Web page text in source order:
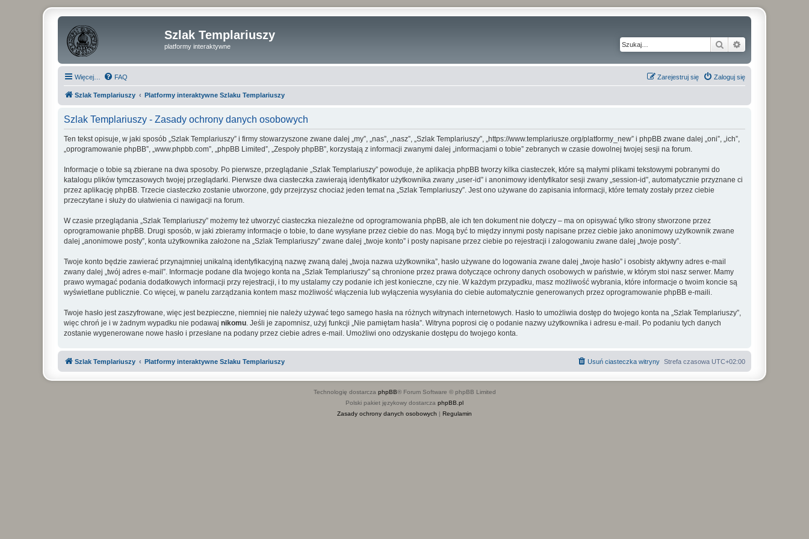
Szlak Templariuszy
platformy interaktywne Szukaj
Więcej… FAQ Zaloguj się
Zarejestruj się
Szlak Templariuszy Platformy interaktywne Szlaku Templariuszy
Szlak Templariuszy - Zasady ochrony danych osobowych
Ten tekst opisuje, w jaki sposób „Szlak Templariuszy” i firmy stowarzyszone zwane dalej „my”, „nas”, „nasz”, „Szlak Templariuszy”, „https://www.templariusze.org/platformy_new” i phpBB zwane dalej „oni”, „ich”,
„oprogramowanie phpBB”, „www.phpbb.com”, „phpBB Limited”, „Zespoły phpBB”, korzystają z informacji zwanymi dalej „informacjami o tobie” zebranych w czasie dowolnej twojej sesji na forum.
Informacje o tobie są zbierane na dwa sposoby. Po pierwsze, przeglądanie „Szlak Templariuszy” powoduje, że aplikacja phpBB tworzy kilka ciasteczek, które są małymi plikami tekstowymi pobranymi do
katalogu plików tymczasowych twojej przeglądarki. Pierwsze dwa ciasteczka zawierają identyfikator użytkownika zwany „user-id” i anonimowy identyfikator sesji zwany „session-id”, automatycznie przyznane ci
przez aplikację phpBB. Trzecie ciasteczko zostanie utworzone, gdy przejrzysz chociaż jeden temat na „Szlak Templariuszy”. Jest ono używane do zapisania informacji, które tematy zostały przez ciebie
przeczytane i służy do ułatwienia ci nawigacji na forum.
W czasie przeglądania „Szlak Templariuszy” możemy też utworzyć ciasteczka niezależne od oprogramowania phpBB, ale ich ten dokument nie dotyczy – ma on opisywać tylko strony stworzone przez
oprogramowanie phpBB. Drugi sposób, w jaki zbieramy informacje o tobie, to dane wysyłane przez ciebie do nas. Mogą być to między innymi posty napisane przez ciebie jako anonimowy użytkownik zwane
dalej „anonimowe posty”, konta użytkownika założone na „Szlak Templariuszy” zwane dalej „twoje konto” i posty napisane przez ciebie po rejestracji i zalogowaniu zwane dalej „twoje posty”.
Twoje konto będzie zawierać przynajmniej unikalną identyfikacyjną nazwę zwaną dalej „twoja nazwa użytkownika”, hasło używane do logowania zwane dalej „twoje hasło” i osobisty aktywny adres e-mail
zwany dalej „twój adres e-mail”. Informacje podane dla twojego konta na „Szlak Templariuszy” są chronione przez prawa dotyczące ochrony danych osobowych w państwie, w którym stoi nasz serwer. Mamy
prawo wymagać podania dodatkowych informacji przy rejestracji, i to my ustalamy czy podanie ich jest konieczne, czy nie. W każdym przypadku, masz możliwość wybrania, które informacje o twoim koncie są
wyświetlane publicznie. Co więcej, w panelu zarządzania kontem masz możliwość włączenia lub wyłączenia wysyłania do ciebie automatycznie generowanych przez oprogramowanie phpBB e-maili.
Twoje hasło jest zaszyfrowane, więc jest bezpieczne, niemniej nie należy używać tego samego hasła na różnych witrynach internetowych. Hasło to umożliwia dostęp do twojego konta na „Szlak Templariuszy”,
więc chroń je i w żadnym wypadku nie podawaj nikomu . Jeśli je zapomnisz, użyj funkcji „Nie pamiętam hasła”. Witryna poprosi cię o podanie nazwy użytkownika i adresu e-mail. Po podaniu tych danych
zostanie wygenerowane nowe hasło i przesłane na podany przez ciebie adres e-mail. Umożliwi ono odzyskanie dostępu do twojego konta.
Szlak Templariuszy Platformy interaktywne Szlaku Templariuszy Strefa czasowa UTC+02:00
Usuń ciasteczka witryny
Technologię dostarcza phpBB® Forum Software © phpBB Limited
Polski pakiet językowy dostarcza phpBB.pl
Zasady ochrony danych osobowych | Regulamin